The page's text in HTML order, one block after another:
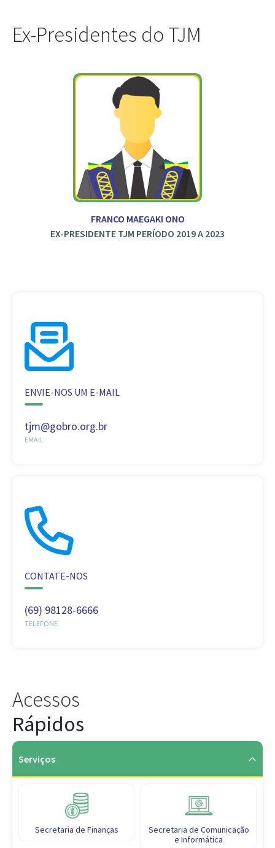
Ex-Presidentes do TJM
FRANCO MAEGAKI ONO
EX-PRESIDENTE TJM PERÍODO 2019 A 2023
ENVIE-NOS UM E-MAIL
tjm@gobro.org.br
EMAIL
CONTATE-NOS
(69) 98128-6666
TELEFONE
Acessos
Rápidos
Serviços
Secretaria de Finanças
Secretaria de Comunicação
e Informática